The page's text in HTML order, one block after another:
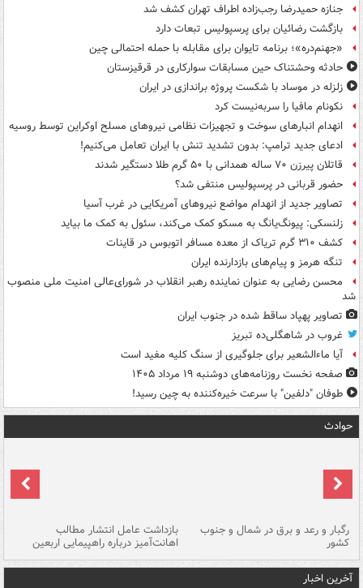
جنازه حمیدرضا رجب‌زاده اطراف تهران کشف شد
بازگشت رضائیان برای پرسپولیس تبعات دارد
«جهنم‌دره»؛ برنامه تایوان برای مقابله با حمله احتمالی چین
حادثه وحشتناک حین مسابقات سوارکاری در قرقیزستان
زلزله در موساد با شکست پروژه براندازی در ایران
نکونام مافیا را سربه‌نیست کرد
انهدام انبارهای سوخت و تجهیزات نظامی نیروهای مسلح اوکراین توسط روسیه
ادعای جدید ترامپ: بدون تشدید تنش با ایران تعامل می‌کنیم!
قاتلان پیرزن ۷۰ ساله همدانی با ۵۰ گرم طلا دستگیر شدند
حضور قربانی در پرسپولیس منتفی شد؟
تصاویر جدید از انهدام مواضع نیروهای آمریکایی در غرب آسیا
زلنسکی: پیونگ‌یانگ به مسکو کمک می‌کند، سئول به کمک ما بیاید
کشف ۳۱۰ گرم تریاک از معده مسافر اتوبوس در قاینات
تنگه هرمز و پیام‌های بازدارنده ایران
محسن رضایی به عنوان نماینده رهبر انقلاب در شورای‌عالی امنیت ملی منصوب
شد
تصاویر پهپاد ساقط شده در جنوب ایران
غروب در شاهگلی‌ده تبریز
آیا ماءالشعیر برای جلوگیری از سنگ کلیه مفید است
صفحه نخست روزنامه‌های دوشنبه ۱۹ مرداد ۱۴۰۵
طوفان "دلفین" با سرعت خیره‌کننده به چین رسید!
حوادث
رگبار و رعد و برق در شمال و جنوب
کشور
بازداشت عامل انتشار مطالب
اهانت‌آمیز درباره راهپیمایی اربعین
آخرین اخبار